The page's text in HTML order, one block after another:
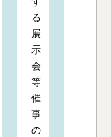
る
展
示
会
等
催
事
の